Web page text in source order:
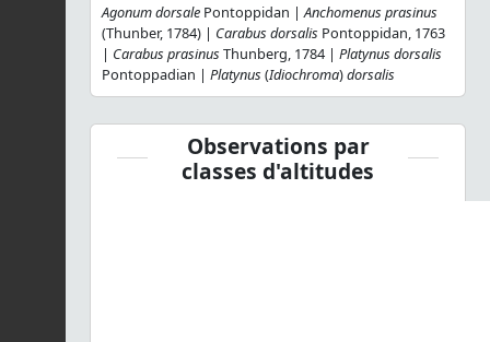
Agonum dorsale Pontoppidan |Anchomenus prasinus
(Thunber, 1784) | Carabus dorsalis Pontoppidan, 1763
| Carabus prasinus Thunberg, 1784 | Platynus dorsalis
Pontoppadian | Platynus (Idiochroma)dorsalis
Observations par
classes d'altitudes